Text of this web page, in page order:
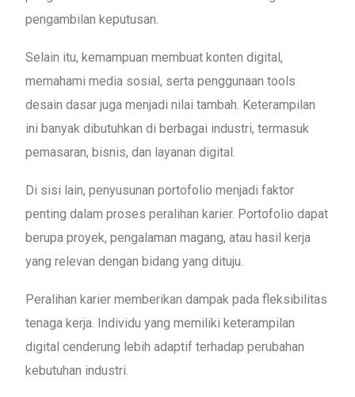
pengambilan keputusan.
Selain itu, kemampuan membuat konten digital,
memahami media sosial, serta penggunaan tools
desain dasar juga menjadi nilai tambah. Keterampilan
ini banyak dibutuhkan di berbagai industri, termasuk
pemasaran, bisnis, dan layanan digital.
Di sisi lain, penyusunan portofolio menjadi faktor
penting dalam proses peralihan karier. Portofolio dapat
berupa proyek, pengalaman magang, atau hasil kerja
yang relevan dengan bidang yang dituju.
Peralihan karier memberikan dampak pada fleksibilitas
tenaga kerja. Individu yang memiliki keterampilan
digital cenderung lebih adaptif terhadap perubahan
kebutuhan industri.